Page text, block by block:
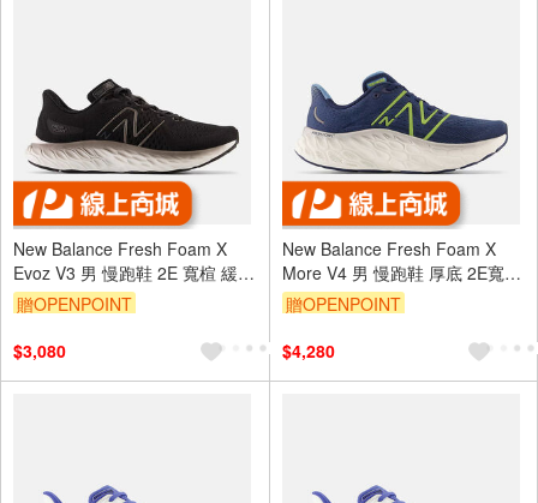
New Balance Fresh Foam X
Evoz V3 男 慢跑鞋 2E 寬楦 緩震
黑 [MEVOZLK3]
贈OPENPOINT
$3,080
New Balance Fresh Foam X
More V4 男 慢跑鞋 厚底 2E寬楦
藍綠 [MMORCN4]
贈OPENPOINT
$4,280